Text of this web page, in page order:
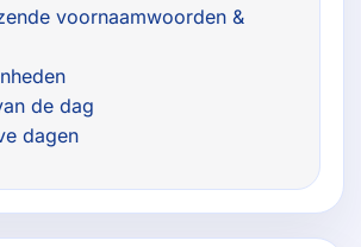
voornaamwoorden &
de dag
dagen